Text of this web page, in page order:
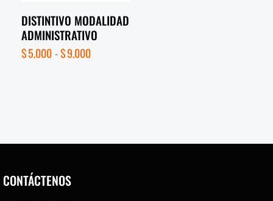
DISTINTIVO MODALIDAD
ADMINISTRATIVO
$5,000-$9,000
CONTÁCTENOS